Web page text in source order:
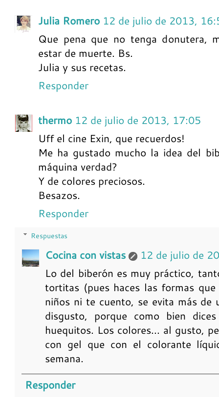
Julia Romero 12 de julio de 2013,
Que pena que no tenga donutera,
estar de muerte. Bs.
Julia y sus recetas.
Responder
thermo 12 de julio de 2013, 17:05
Uff el cine Exin, que recuerdos!
Me ha gustado mucho la idea del
máquina verdad?
Y de colores preciosos.
Besazos.
Responder
Respuestas
Cocina con vistas
12 de julio de
Lo del biberón es muy práctico,
tortitas (pues haces las formas
niños ni te cuento, se evita más
disgusto, porque como bien
huequitos. Los colores... al gusto,
con gel que con el colorante
semana.
Responder